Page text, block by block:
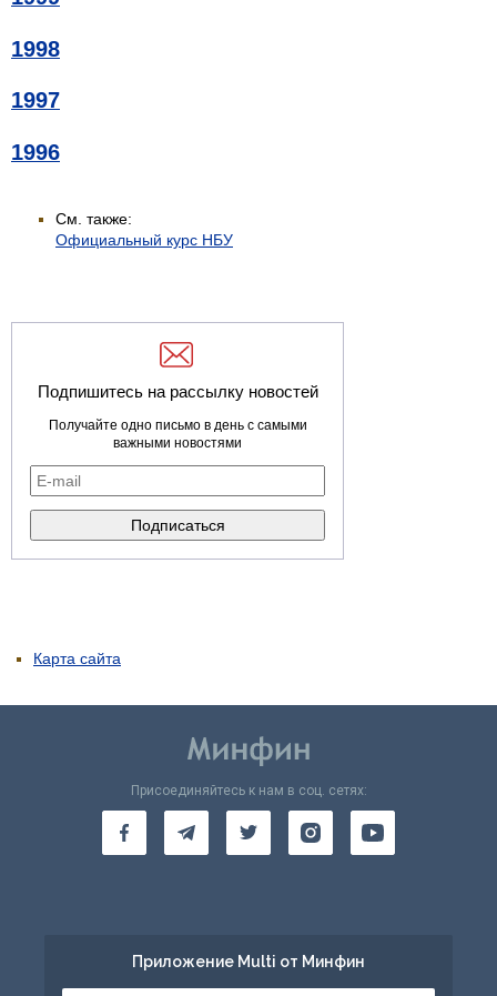
1998
1997
1996
См. также:
Официальный курс НБУ
Подпишитесь на рассылку новостей
Получайте одно письмо в день с самыми
важными новостями
Карта сайта
Присоединяйтесь к нам в соц. сетях:
Приложение Multi от Минфин